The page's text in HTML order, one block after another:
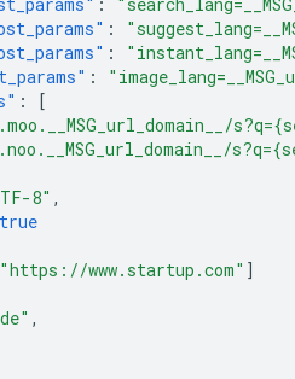
:
:
:
:
[
8" ,
true
"https://www.startup.com" ]
,